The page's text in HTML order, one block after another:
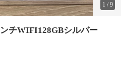
1 /9
チWIFI128GBシルバー